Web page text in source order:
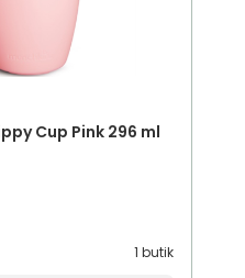
Cup Pink 296 ml
1 butik